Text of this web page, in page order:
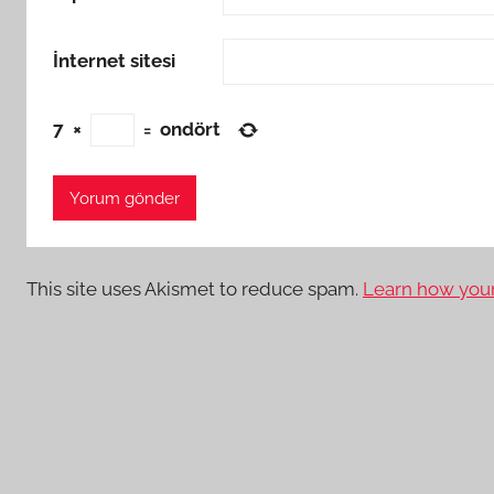
İnternet sitesi
7 × = ondört
This site uses Akismet to reduce spam. Learn how